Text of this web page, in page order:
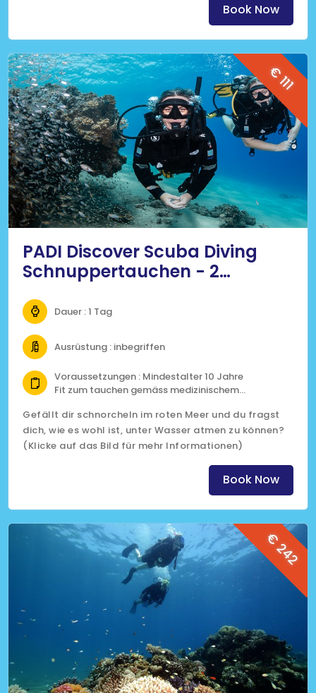
Book Now
€ 111
PADI Discover Scuba Diving
Schnuppertauchen - 2
Dauer : 1 Tag
Ausrüstung : inbegriffen
Voraussetzungen : Mindestalter 10 Jahre
Fit zum tauchen gemäss medizinischem
Gefällt dir schnorcheln im roten Meer und du fragst
dich, wie es wohl ist, unter Wasser atmen zu können?
(Klicke auf das Bild für mehr Informationen)
Book Now
€ 242